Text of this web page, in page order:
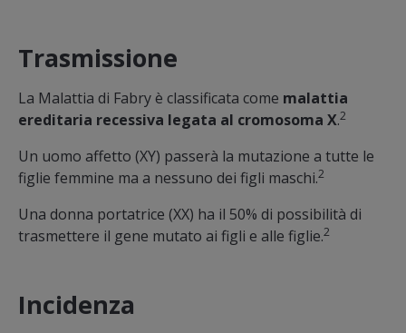
Trasmissione
La Malattia di Fabry è classificata come malattia
ereditaria recessiva legata al cromosoma X.2
Un uomo affetto (XY) passerà la mutazione a tutte le
figlie femmine ma a nessuno dei figli maschi.2
Una donna portatrice (XX) ha il 50% di possibilità di
trasmettere il gene mutato ai figli e alle figlie.2
Incidenza